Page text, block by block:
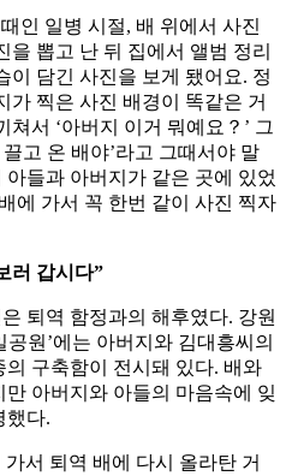
인 일병 시절, 배 위에서 사진
을 뽑고 난 뒤 집에서 앨범 정리
이 담긴 사진을 보게 됐어요. 정
가 찍은 사진 배경이 똑같은 거
서 ‘아버지 이거 뭐예요？’ 그
고 온 배야’라고 그때서야 말
들과 아버지가 같은 곳에 있었
에 가서 꼭 한번 같이 사진 찍자
러 갑시다”
퇴역 함정과의 해후였다. 강원
원’에는 아버지와 김대흥씨의
구축함이 전시돼 있다. 배와
아버지와 아들의 마음속에 잊
했다.
서 퇴역 배에 다시 올라탄 거